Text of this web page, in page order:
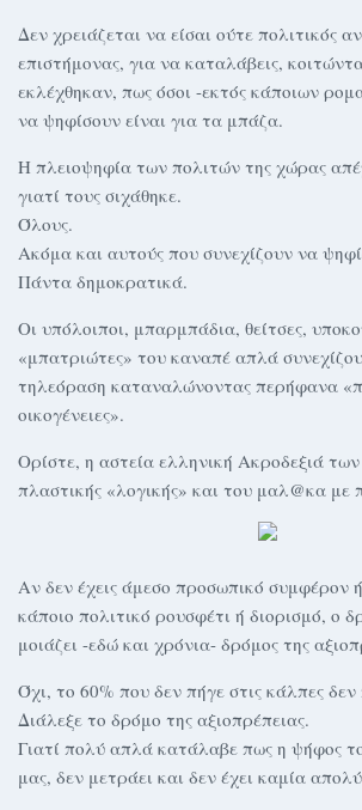
Δεν χρειάζεται να είσαι ούτε πολιτικός
επιστήμονας, για να καταλάβεις,
εκλέχθηκαν, πως όσοι -εκτός κάποιων
να ψηφίσουν είναι για τα μπάζα.
Η πλειοψηφία των πολιτών της χώρας
γιατί τους σιχάθηκε.
Όλους.
Ακόμα και αυτούς που συνεχίζουν να
Πάντα δημοκρατικά.
Οι υπόλοιποι, μπαρμπάδια, θείτσες,
«μπατριώτες» του καναπέ απλά
τηλεόραση καταναλώνοντας περήφανα
οικογένειες».
Ορίστε, η αστεία ελληνική Ακροδεξιά
πλαστικής «λογικής» και του μαλ@κα με
Αν δεν έχεις άμεσο προσωπικό συμφέρον
κάποιο πολιτικό ρουσφέτι ή διορισμό, ο
μοιάζει -εδώ και χρόνια- δρόμος της
Όχι, το 60% που δεν πήγε στις κάλπες
Διάλεξε το δρόμο της αξιοπρέπειας.
Γιατί πολύ απλά κατάλαβε πως η ψήφος
μας, δεν μετράει και δεν έχει καμία